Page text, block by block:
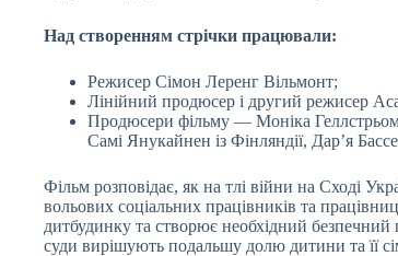
Над створенням стрічки працювали:
Режисер Сімон Леренг Вільмонт;
Лінійний продюсер і другий режисер
Продюсери фільму — Моніка Геллстрьом
Самі Янукайнен із Фінляндії, Дар’я
Фільм розповідає, як на тлі війни на Сході
вольових соціальних працівників та
дитбудинку та створює необхідний безпечний
суди вирішують подальшу долю дитини та її